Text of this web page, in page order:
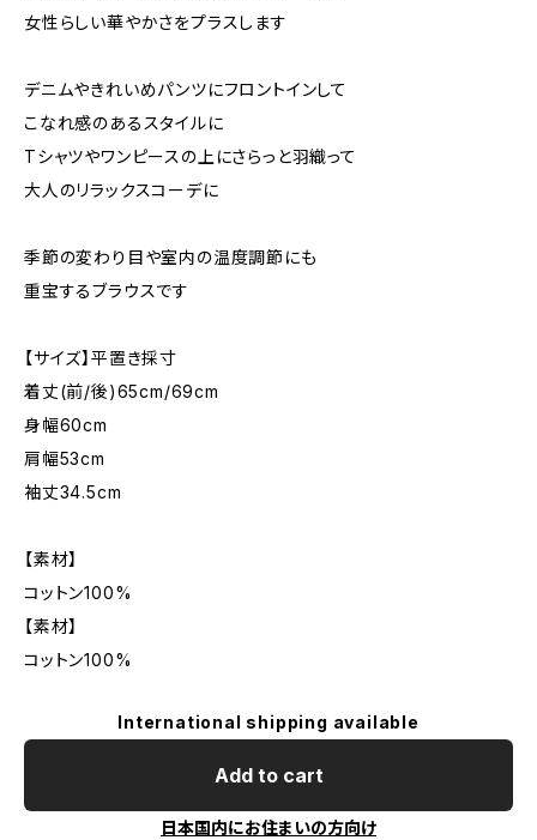
女性らしい華やかさをプラスします
デニムやきれいめパンツにフロントインして
こなれ感のあるスタイルに
Tシャツやワンピースの上にさらっと羽織って
大人のリラックスコーデに
季節の変わり目や室内の温度調節にも
重宝するブラウスです
【サイズ】平置き採寸
着丈(前/後)65cm/69cm
身幅60cm
肩幅53cm
袖丈34.5cm
【素材】
コットン100%
【素材】
コットン100%
International shipping available
Add to cart
日本国内にお住まいの方向け